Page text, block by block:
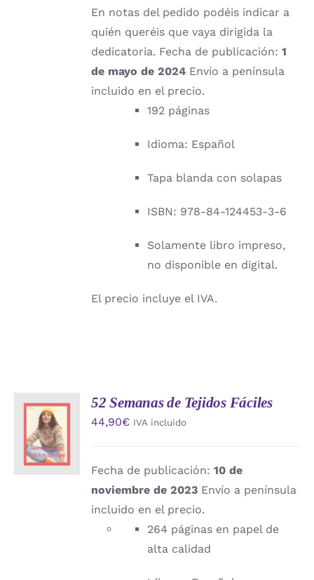
En notas del pedido podéis indicar a
quién queréis que vaya dirigida la
dedicatoria. Fecha de publicación:1
de mayo de 2024 Envío a península
incluido en el precio.
192 páginas
Idioma: Español
Tapa blanda con solapas
ISBN: 978-84-124453-3-6
Solamente libro impreso,
no disponible en digital.
El precio incluye el IVA.
AÑADIR
AL
CARRITO
/
DETALLES
52 Semanas de Tejidos Fáciles
44,90€ IVA incluido
Fecha de publicación:10 de
noviembre de 2023 Envío a península
incluido en el precio.
264 páginas en papel de
alta calidad